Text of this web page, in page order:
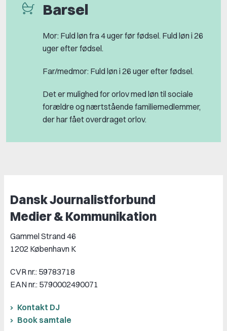
Barsel
Mor: Fuld løn fra 4 uger før fødsel. Fuld løn i 26
uger efter fødsel.
Far/medmor: Fuld løn i 26 uger efter fødsel.
Det er mulighed for orlov med løn til sociale
forældre og nærtstående familiemedlemmer,
der har fået overdraget orlov.
Dansk Journalistforbund
Medier & Kommunikation
Gammel Strand 46
1202 København K
CVR nr.: 59783718
EAN nr.: 5790002490071
Kontakt DJ
Book samtale